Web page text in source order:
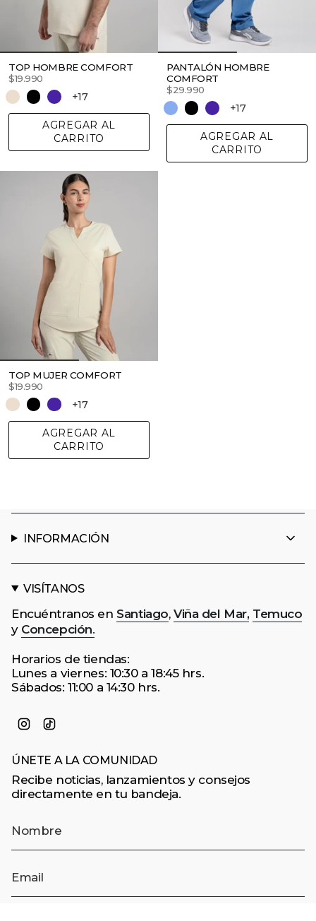
TOP HOMBRE COMFORT
$19.990
+17
AGREGAR AL
CARRITO
PANTALÓN HOMBRE
COMFORT
$29.990
+17
AGREGAR AL
CARRITO
TOP MUJER COMFORT
$19.990
+17
AGREGAR AL
CARRITO
INFORMACIÓN
VISÍTANOS
Encuéntranos en Santiago, Viña del Mar, Temuco
y Concepción.
Horarios de tiendas:
Lunes a viernes: 10:30 a 18:45 hrs.
Sábados: 11:00 a 14:30 hrs.
Instagram
ÚNETE A LA COMUNIDAD
Recibe noticias, lanzamientos y consejos
directamente en tu bandeja.